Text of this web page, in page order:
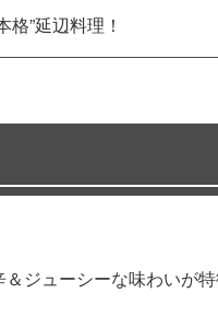
”延辺料理！
ジューシーな味わいが特